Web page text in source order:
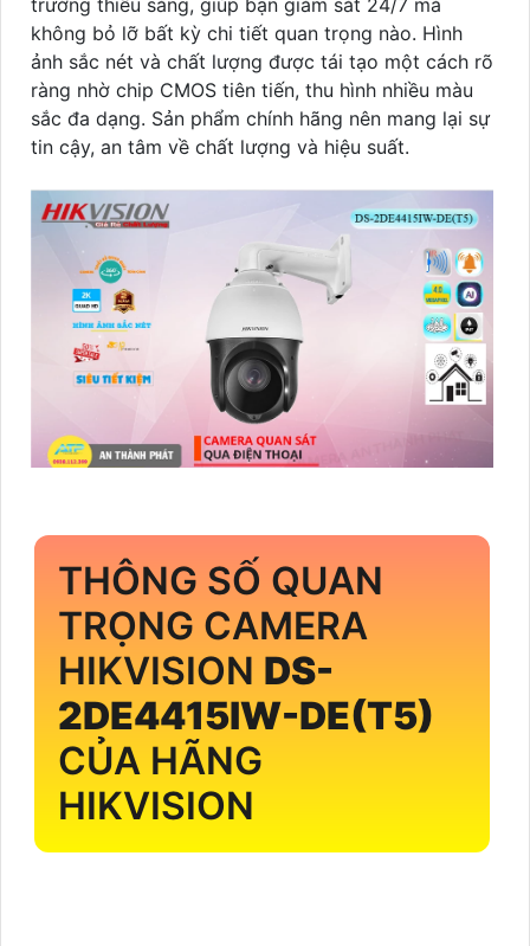
trường thiếu sáng, giúp bạn giám sát 24/7 mà
không bỏ lỡ bất kỳ chi tiết quan trọng nào. Hình
ảnh sắc nét và chất lượng được tái tạo một cách rõ
ràng nhờ chip CMOS tiên tiến, thu hình nhiều màu
sắc đa dạng. Sản phẩm chính hãng nên mang lại sự
tin cậy, an tâm về chất lượng và hiệu suất.
THÔNG SỐ QUAN
TRỌNG CAMERA
HIKVISION DS-
2DE4415IW-DE(T5)
CỦA HÃNG
HIKVISION